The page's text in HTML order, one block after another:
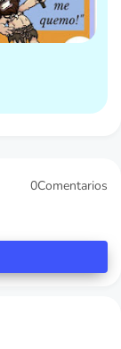
0Comentarios